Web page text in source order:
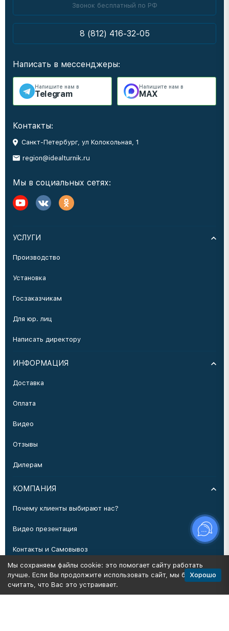
Звонок бесплатный по РФ
8 (812) 416-32-05
Написать в мессенджеры:
Напишите нам в
Telegram
Напишите нам в
MAX
Контакты:
Санкт-Петербург, ул Колокольная, 1
region@idealturnik.ru
Мы в социальных сетях:
УСЛУГИ
Производство
Установка
Госзаказчикам
Для юр. лиц
Написать директору
ИНФОРМАЦИЯ
Доставка
Оплата
Видео
Отзывы
Дилерам
КОМПАНИЯ
Почему клиенты выбирают нас?
Видео презентация
Контакты и Самовывоз
Производство
Мы сохраняем файлы cookie: это помогает сайту работать
лучше. Если Вы продолжите использовать сайт, мы будем
считать, что Вас это устраивает.
Хорошо